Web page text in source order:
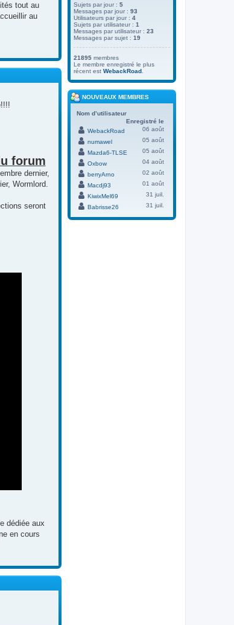
tout au
au
forum
dernier,
Wormlord.
seront
dédiée aux
en cours
Sujets par jour : 5
Messages par jour : 93
Utilisateurs par jour : 4
Sujets par utilisateur : 1
Messages par utilisateur : 23
Messages par sujet : 19
21895 membres
Le membre enregistré le plus
récent est WebackRoad
NOUVEAUX MEMBRES
Nom d’utilisateur
Enregistré le
WebackRoad
06 août
numawel
05 août
Mazda6-TLSE
05 août
Oxbow
04 août
berryArno
02 août
Macdj93
01 août
KiwixMel69
31 juil.
Babrisse26
31 juil.